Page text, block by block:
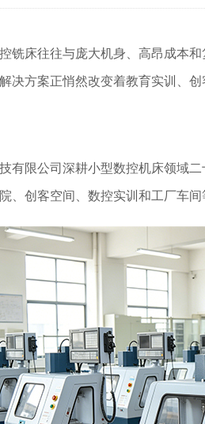
铣床往往与庞大机身、高昂成本
决方案正悄然改变着教育实训、
有限公司深耕小型数控机床领域
、创客空间、数控实训和工厂车